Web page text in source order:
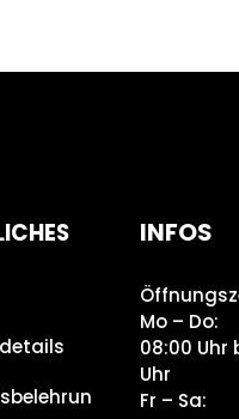
INFOS
Mo – Do:
08:00 Uhr
Uhr
Fr – Sa: